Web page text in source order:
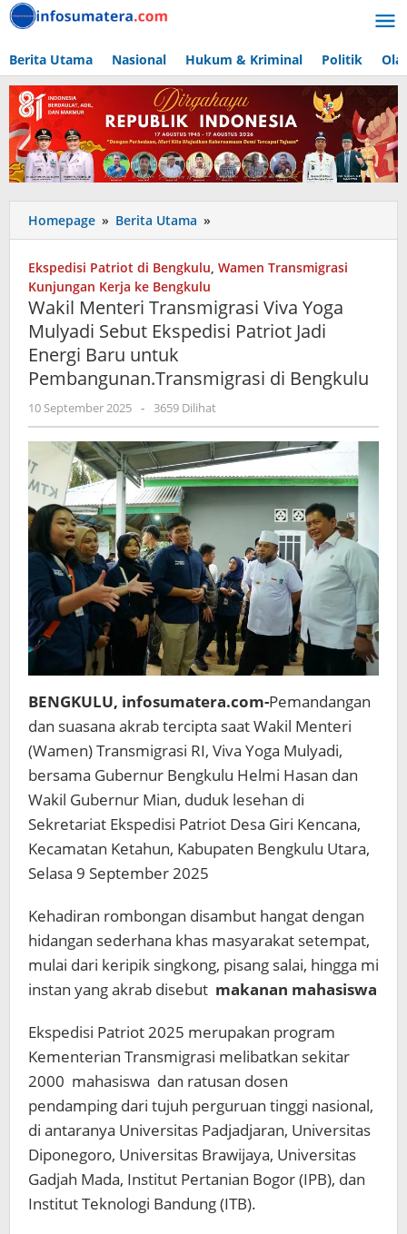
Lewati
ke
Berita Utama Nasional Hukum & Kriminal Politik
Homepage » Berita Utama »
Menteri
Viva
Mulyadi
Sebut
Patriot
Jadi
Energi
Baru
untuk
Pembangunan.Transmigrasi
di
Bengkulu
Ekspedisi Patriot di Bengkulu, Wamen Transmigrasi
Kunjungan Kerja ke Bengkulu
Wakil Menteri Transmigrasi Viva Yoga
Mulyadi Sebut Ekspedisi Patriot Jadi
Energi Baru untuk
Pembangunan.Transmigrasi di Bengkulu
10 September 2025 oleh
admin
- 3659 Dilihat
BENGKULU, infosumatera.com-Pemandangan
dan suasana akrab tercipta saat Wakil Menteri
(Wamen) Transmigrasi RI, Viva Yoga Mulyadi,
bersama Gubernur Bengkulu Helmi Hasan dan
Wakil Gubernur Mian, duduk lesehan di
Sekretariat Ekspedisi Patriot Desa Giri Kencana,
Kecamatan Ketahun, Kabupaten Bengkulu Utara,
Selasa 9 September 2025
Kehadiran rombongan disambut hangat dengan
hidangan sederhana khas masyarakat setempat,
mulai dari keripik singkong, pisang salai, hingga mi
instan yang akrab disebut makanan mahasiswa
Ekspedisi Patriot 2025 merupakan program
Kementerian Transmigrasi melibatkan sekitar
2000 mahasiswa dan ratusan dosen
pendamping dari tujuh perguruan tinggi nasional,
di antaranya Universitas Padjadjaran, Universitas
Diponegoro, Universitas Brawijaya, Universitas
Gadjah Mada, Institut Pertanian Bogor (IPB), dan
Institut Teknologi Bandung (ITB).